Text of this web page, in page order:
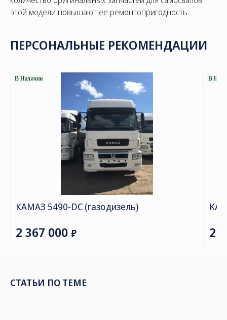
этой модели повышают ее ремонтопригодность.
СТАТЬИ ПО ТЕМЕ